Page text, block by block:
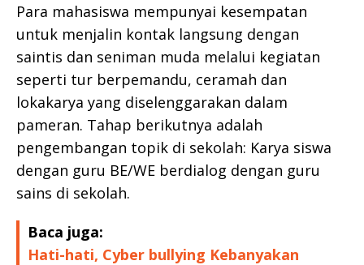
Para mahasiswa mempunyai kesempatan
untuk menjalin kontak langsung dengan
saintis dan seniman muda melalui kegiatan
seperti tur berpemandu, ceramah dan
lokakarya yang diselenggarakan dalam
pameran. Tahap berikutnya adalah
pengembangan topik di sekolah: Karya siswa
dengan guru BE/WE berdialog dengan guru
sains di sekolah.
Baca juga:
Hati-hati, Cyber bullying Kebanyakan